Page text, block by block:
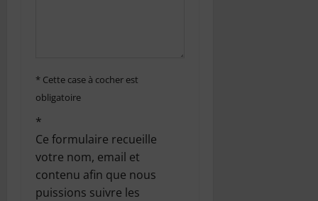
i
c
l
e
* Cette case à cocher est
obligatoire
*
Ce formulaire recueille
votre nom, email et
contenu afin que nous
puissions suivre les